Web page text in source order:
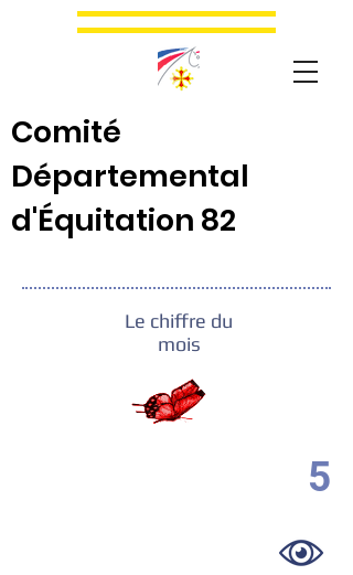
Comité
Départemental
d'Équitation 82
Le chiffre du
mois
5